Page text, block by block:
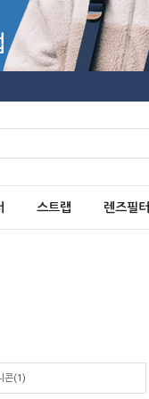
스트랩 렌즈필터
콘(1)